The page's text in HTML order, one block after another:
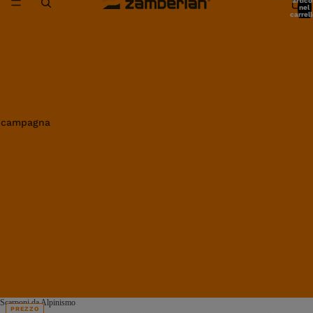
nel
PREZZO
Scarponi da Alpinismo